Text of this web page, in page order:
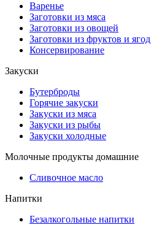
Варенье
Заготовки из мяса
Заготовки из овощей
Заготовки из фруктов и ягод
Консервирование
Закуски
Бутерброды
Горячие закуски
Закуски из мяса
Закуски из рыбы
Закуски холодные
Молочные продукты домашние
Сливочное масло
Напитки
Безалкогольные напитки